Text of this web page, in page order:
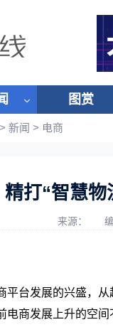
图赏
> 新闻 > 电商
精打“智慧物
来源：
平台发展的兴盛，
电商发展上升的空